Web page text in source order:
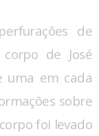
de
de José
uma em cada
sobre
foi levado